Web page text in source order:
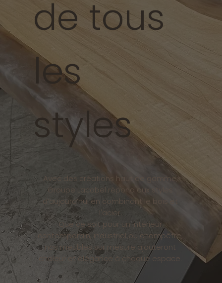
de tous
les
styles
Avec des créations haut de gamme,
Groupe Lacabel répond aux styles
d’aujourd’hui en combinant le bois et
l'acier.
Que ce soit pour un intérieur
contemporain, industriel ou champêtre,
nos meubles sur mesure ajouteront
chaleur et élégance à chaque espace.